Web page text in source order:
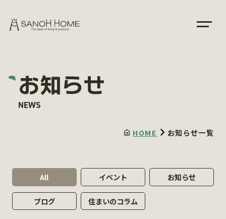
お知らせ
NEWS
HOME お知らせ一覧
All イベント お知らせ
ブログ 住まいのコラム